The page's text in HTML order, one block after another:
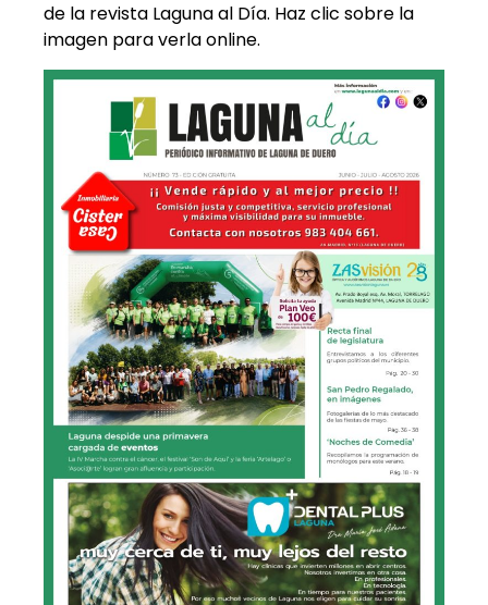
de la revista Laguna al Día. Haz clic sobre la
imagen para verla online.